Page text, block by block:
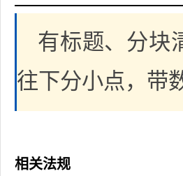
有标题、分块
往下分小点，带
相关法规